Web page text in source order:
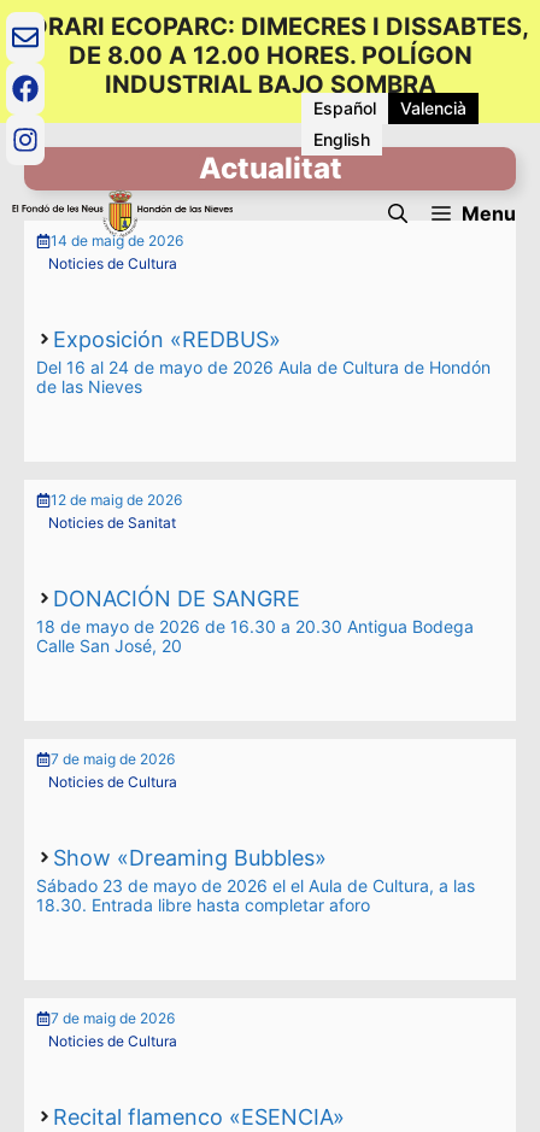
Vés
contingut
Español
Valencià
English
Menu
HORARI ECOPARC: DIMECRES I DISSABTES,
DE 8.00 A 12.00 HORES. POLÍGON
INDUSTRIAL BAJO SOMBRA
Actualitat
14 de maig de 2026
Noticies de Cultura
Exposición «REDBUS»
Del 16 al 24 de mayo de 2026 Aula de Cultura de Hondón
de las Nieves
12 de maig de 2026
Noticies de Sanitat
DONACIÓN DE SANGRE
18 de mayo de 2026 de 16.30 a 20.30 Antigua Bodega
Calle San José, 20
7 de maig de 2026
Noticies de Cultura
Show «Dreaming Bubbles»
Sábado 23 de mayo de 2026 el el Aula de Cultura, a las
18.30. Entrada libre hasta completar aforo
7 de maig de 2026
Noticies de Cultura
Recital flamenco «ESENCIA»